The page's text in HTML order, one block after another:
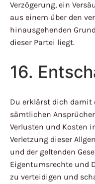
Verzögerung, ein
aus einem über den
hinausgehenden
dieser Partei liegt.
16.
Du erklärst dich damit
sämtlichen
Verlusten und Kosten
Verletzung dieser
und der geltenden
Eigentumsrechte und
zu verteidigen und